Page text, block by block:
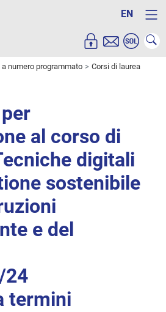
EN
a numero programmato Corsi di laurea
al corso di
digitali
sostenibile
e del
24
termini